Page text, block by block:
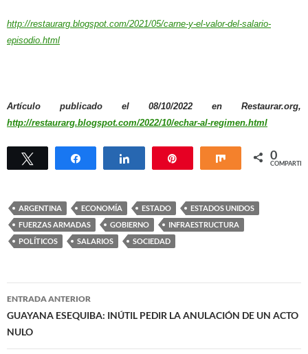
http://restaurarg.blogspot.com/2021/05/carne-y-el-valor-del-salario-
episodio.html
Artículo publicado el 08/10/2022 en Restaurar.org,
http://restaurarg.blogspot.com/2022/10/echar-al-regimen.html
Twittear Compartir Compartir Compartir
0
COMPARTIR
ARGENTINA ECONOMÍA ESTADO
ESTADOS UNIDOS
FUERZAS ARMADAS
GOBIERNO
INFRAESTRUCTURA
POLÍTICOS
SALARIOS SOCIEDAD
Navegación
de
entradas
ENTRADA ANTERIOR
GUAYANA ESEQUIBA: INÚTIL PEDIR LA ANULACIÓN DE UN ACTO
NULO